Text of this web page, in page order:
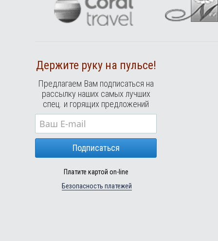
Держите руку на пульсе!
Предлагаем Вам подписаться на
рассылку наших самых лучших
спец. и горящих предложений
Подписаться
Платите картой on-line
Безопасность платежей